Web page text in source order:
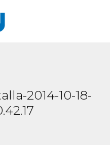
2014-10-18-